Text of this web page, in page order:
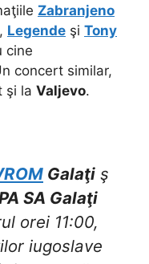
Zabranjeno
, Legende şi Tony
cine
concert similar,
şi la Valjevo.
Galaţi ş
SA Galaţi
orei 11:00,
iugoslave